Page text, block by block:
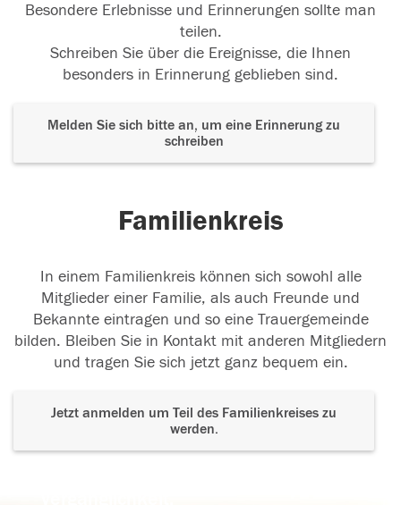
Besondere Erlebnisse und Erinnerungen sollte man
teilen.
Schreiben Sie über die Ereignisse, die Ihnen
besonders in Erinnerung geblieben sind.
Melden Sie sich bitte an, um eine Erinnerung zu
schreiben
Familienkreis
In einem Familienkreis können sich sowohl alle
Mitglieder einer Familie, als auch Freunde und
Bekannte eintragen und so eine Trauergemeinde
bilden. Bleiben Sie in Kontakt mit anderen Mitgliedern
und tragen Sie sich jetzt ganz bequem ein.
Jetzt anmelden um Teil des Familienkreises zu
werden.